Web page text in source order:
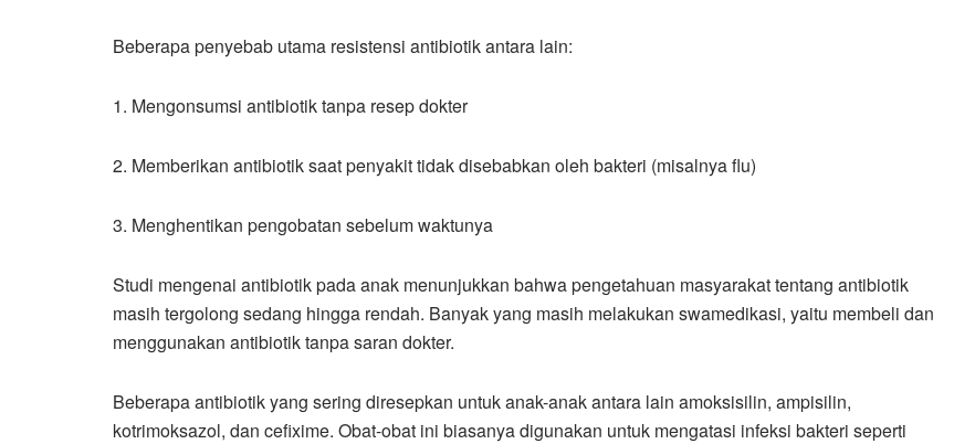
Beberapa penyebab utama resistensi antibiotik antara lain:
1. Mengonsumsi antibiotik tanpa resep dokter
2. Memberikan antibiotik saat penyakit tidak disebabkan oleh bakteri (misalnya flu)
3. Menghentikan pengobatan sebelum waktunya
Studi mengenai antibiotik pada anak menunjukkan bahwa pengetahuan masyarakat tentang antibiotik
masih tergolong sedang hingga rendah. Banyak yang masih melakukan swamedikasi, yaitu membeli dan
menggunakan antibiotik tanpa saran dokter.
Beberapa antibiotik yang sering diresepkan untuk anak-anak antara lain amoksisilin, ampisilin,
kotrimoksazol, dan cefixime. Obat-obat ini biasanya digunakan untuk mengatasi infeksi bakteri seperti